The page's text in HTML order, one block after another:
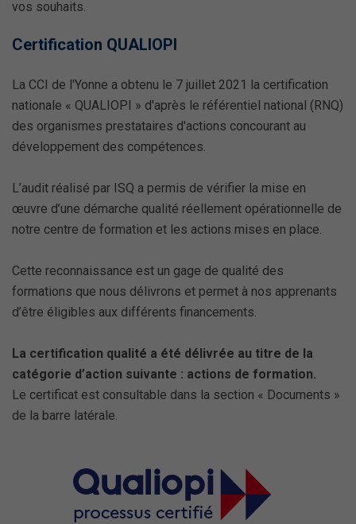
vos souhaits.
Certification QUALIOPI
La CCI de l'Yonne a obtenu le 7 juillet 2021 la certification
nationale « QUALIOPI » d'après le référentiel national (RNQ)
des organismes prestataires d'actions concourant au
développement des compétences.
L’audit réalisé par ISQ a permis de vérifier la mise en
œuvre d’une démarche qualité réellement opérationnelle de
notre centre de formation et les actions mises en place.
Cette reconnaissance est un gage de qualité des
formations que nous délivrons et permet à nos apprenants
d’être éligibles aux différents financements.
La certification qualité a été délivrée au titre de la
catégorie d’action suivante : actions de formation.
Le certificat est consultable dans la section « Documents »
de la barre latérale.